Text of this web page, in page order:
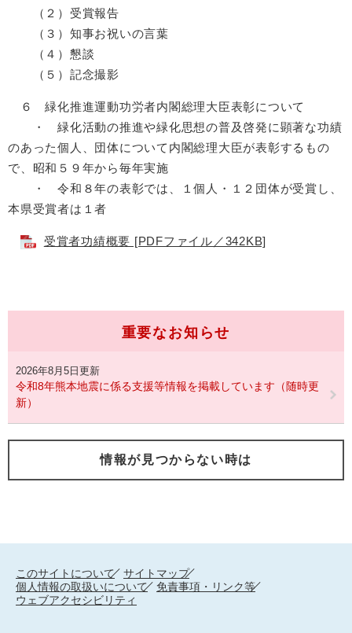
（２）受賞報告
（３）知事お祝いの言葉
（４）懇談
（５）記念撮影
６ 緑化推進運動功労者内閣総理大臣表彰について
・ 緑化活動の推進や緑化思想の普及啓発に顕著な功績
のあった個人、団体について内閣総理大臣が表彰するもの
で、昭和５９年から毎年実施
・ 令和８年の表彰では、１個人・１２団体が受賞し、
本県受賞者は１者
受賞者功績概要 [PDFファイル／342KB]
重要なお知らせ
2026年8月5日更新
令和8年熊本地震に係る支援等情報を掲載しています（随時更
新）
情報が見つからない時は
このサイトについて
サイトマップ
個人情報の取扱いについて
免責事項・リンク等
ウェブアクセシビリティ